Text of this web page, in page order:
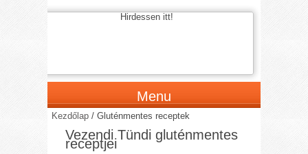
Hirdessen itt!
Menu
Kezdőlap /Gluténmentes receptek
Vezendi Tündi gluténmentes
receptjei